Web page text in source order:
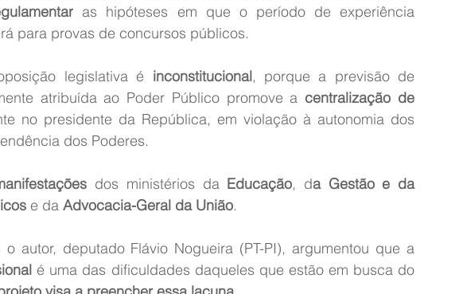
as hipóteses em que o período de experiência
para provas de concursos públicos.
legislativa é inconstitucional, porque a previsão de
atribuída ao Poder Público promove a centralização de
no presidente da República, em violação à autonomia dos
dos Poderes.
dos ministérios da Educação, da Gestão e da
e da Advocacia-Geral da União.
é uma das dificuldades daqueles que estão em busca do